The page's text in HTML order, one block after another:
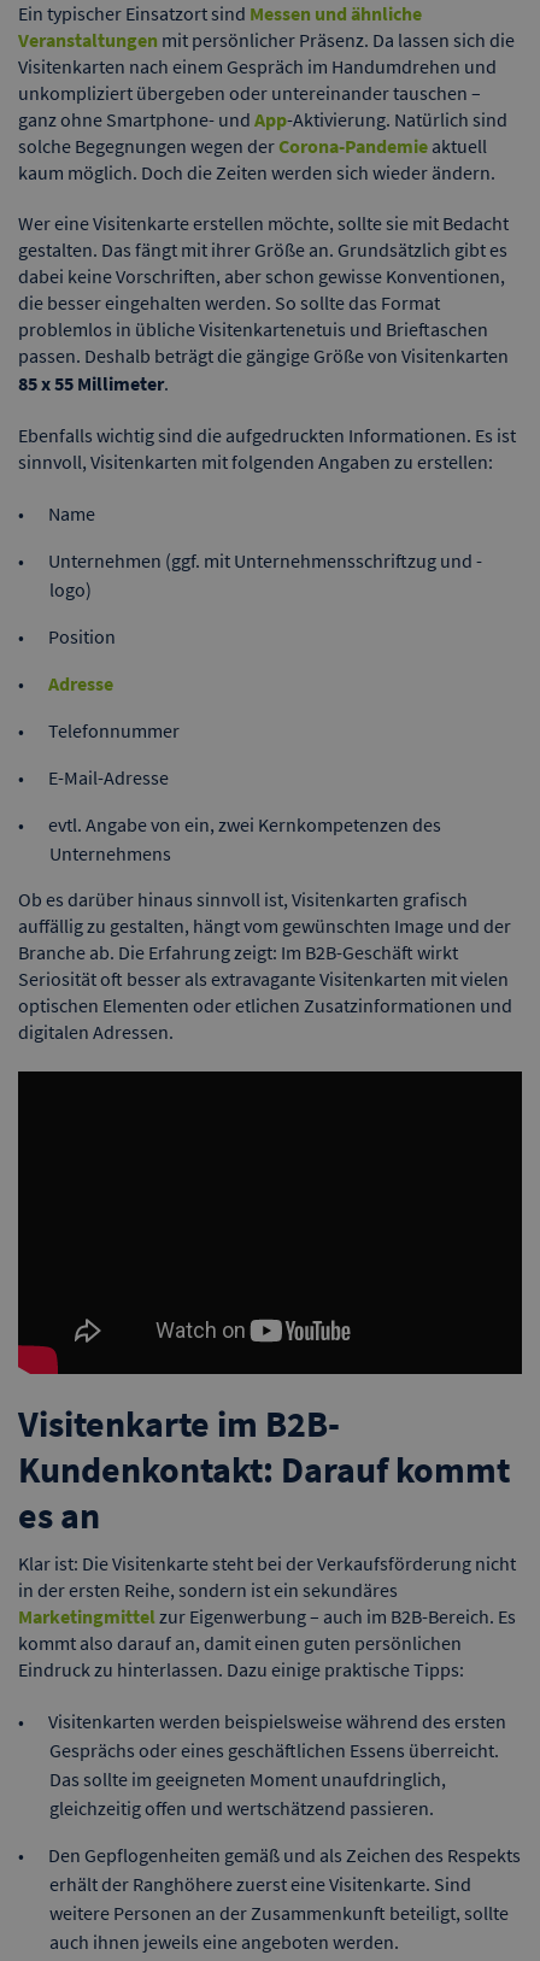
Ein typischer Einsatzort sind Messen und ähnliche
Veranstaltungen mit persönlicher Präsenz. Da lassen sich die
Visitenkarten nach einem Gespräch im Handumdrehen und
unkompliziert übergeben oder untereinander tauschen –
ganz ohne Smartphone- und App-Aktivierung. Natürlich sind
solche Begegnungen wegen derCorona-Pandemie aktuell
kaum möglich. Doch die Zeiten werden sich wieder ändern.
Wer eine Visitenkarte erstellen möchte, sollte sie mit Bedacht
gestalten. Das fängt mit ihrer Größe an. Grundsätzlich gibt es
dabei keine Vorschriften, aber schon gewisse Konventionen,
die besser eingehalten werden. So sollte das Format
problemlos in übliche Visitenkartenetuis und Brieftaschen
passen. Deshalb beträgt die gängige Größe von Visitenkarten
85 x 55 Millimeter.
Ebenfalls wichtig sind die aufgedruckten Informationen. Es ist
sinnvoll, Visitenkarten mit folgenden Angaben zu erstellen:
Name
Unternehmen (ggf. mit Unternehmensschriftzug und -
logo)
Position
Adresse
Telefonnummer
E-Mail-Adresse
evtl. Angabe von ein, zwei Kernkompetenzen des
Unternehmens
Ob es darüber hinaus sinnvoll ist, Visitenkarten grafisch
auffällig zu gestalten, hängt vom gewünschten Image und der
Branche ab. Die Erfahrung zeigt: Im B2B-Geschäft wirkt
Seriosität oft besser als extravagante Visitenkarten mit vielen
optischen Elementen oder etlichen Zusatzinformationen und
digitalen Adressen.
Visitenkarte im B2B-
Kundenkontakt: Darauf kommt
es an
Klar ist: Die Visitenkarte steht bei der Verkaufsförderung nicht
in der ersten Reihe, sondern ist ein sekundäres
Marketingmittelzur Eigenwerbung – auch im B2B-Bereich. Es
kommt also darauf an, damit einen guten persönlichen
Eindruck zu hinterlassen. Dazu einige praktische Tipps:
Visitenkarten werden beispielsweise während des ersten
Gesprächs oder eines geschäftlichen Essens überreicht.
Das sollte im geeigneten Moment unaufdringlich,
gleichzeitig offen und wertschätzend passieren.
Den Gepflogenheiten gemäß und als Zeichen des Respekts
erhält der Ranghöhere zuerst eine Visitenkarte. Sind
weitere Personen an der Zusammenkunft beteiligt, sollte
auch ihnen jeweils eine angeboten werden.